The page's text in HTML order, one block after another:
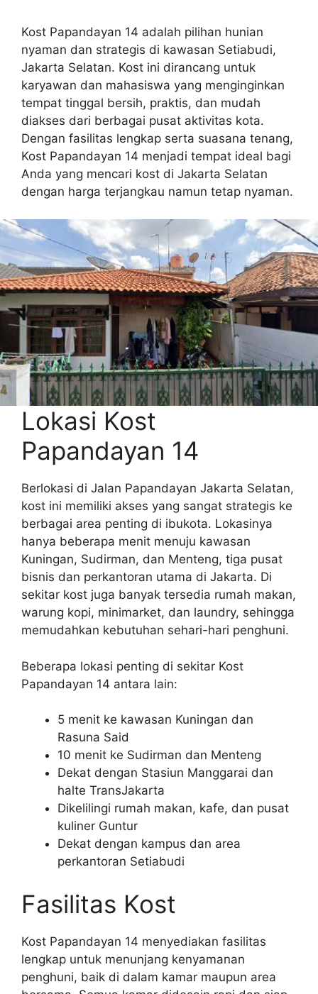
Kost Papandayan 14 adalah pilihan hunian
nyaman dan strategis di kawasan Setiabudi,
Jakarta Selatan. Kost ini dirancang untuk
karyawan dan mahasiswa yang menginginkan
tempat tinggal bersih, praktis, dan mudah
diakses dari berbagai pusat aktivitas kota.
Dengan fasilitas lengkap serta suasana tenang,
Kost Papandayan 14 menjadi tempat ideal bagi
Anda yang mencari kost di Jakarta Selatan
dengan harga terjangkau namun tetap nyaman.
Lokasi Kost
Papandayan 14
Berlokasi di Jalan Papandayan Jakarta Selatan,
kost ini memiliki akses yang sangat strategis ke
berbagai area penting di ibukota. Lokasinya
hanya beberapa menit menuju kawasan
Kuningan, Sudirman, dan Menteng, tiga pusat
bisnis dan perkantoran utama di Jakarta. Di
sekitar kost juga banyak tersedia rumah makan,
warung kopi, minimarket, dan laundry, sehingga
memudahkan kebutuhan sehari-hari penghuni.
Beberapa lokasi penting di sekitar Kost
Papandayan 14 antara lain:
5 menit ke kawasan Kuningan dan
Rasuna Said
10 menit ke Sudirman dan Menteng
Dekat dengan Stasiun Manggarai dan
halte TransJakarta
Dikelilingi rumah makan, kafe, dan pusat
kuliner Guntur
Dekat dengan kampus dan area
perkantoran Setiabudi
Fasilitas Kost
Kost Papandayan 14 menyediakan fasilitas
lengkap untuk menunjang kenyamanan
penghuni, baik di dalam kamar maupun area